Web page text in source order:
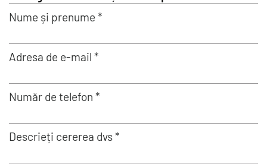
Nume și prenume *
Adresa de e-mail *
Număr de telefon *
Descrieți cererea dvs *